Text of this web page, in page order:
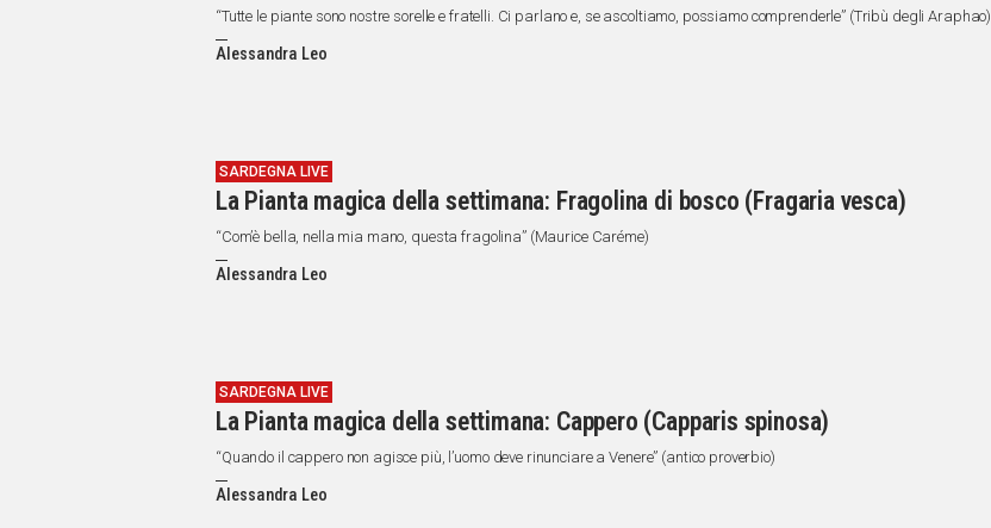
“Tutte le piante sono nostre sorelle e fratelli. Ci parlano e, se ascoltiamo, possiamo comprenderle” (Tribù degli Araphao)
Alessandra Leo
SARDEGNA LIVE
La Pianta magica della settimana: Fragolina di bosco (Fragaria vesca)
“Com’è bella, nella mia mano, questa fragolina” (Maurice Caréme)
Alessandra Leo
SARDEGNA LIVE
La Pianta magica della settimana: Cappero (Capparis spinosa)
“Quando il cappero non agisce più, l’uomo deve rinunciare a Venere” (antico proverbio)
Alessandra Leo